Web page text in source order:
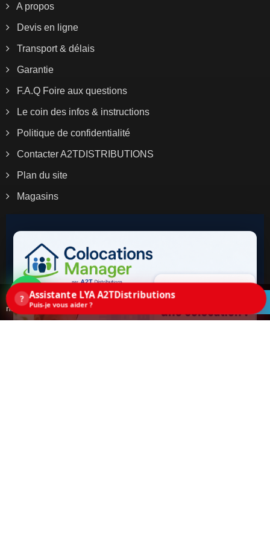
? Assistante LYA A2TDistributions
Puis-je vous aider ?
A propos
Devis en ligne
Transport & délais
Garantie
F.A.Q Foire aux questions
Le coin des infos & instructions
Politique de confidentialité
Contacter A2TDISTRIBUTIONS
Plan du site
Magasins
Ce site utilise des cookies. En continuant la
navigation sur ce site, vous acceptez les cookies.